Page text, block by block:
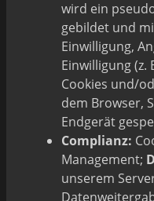
wird ein
gebildet und
Einwilligung,
Einwilligung (z.
Cookies und/
dem Browser,
Endgerät
Complianz:
Management;
unserem